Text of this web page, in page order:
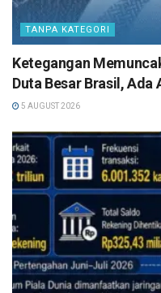
TANPA KATEGORI
Ketegangan
Duta Besar Brasil, Ada
5 AUGUST 2026